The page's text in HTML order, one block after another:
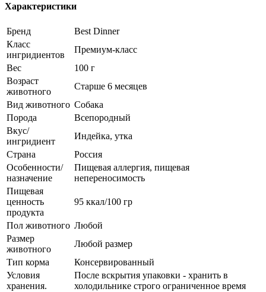
Характеристики
Бренд
Best Dinner
Класс
ингридиентов
Премиум-класс
Вес
100 г
Возраст
животного
Старше 6 месяцев
Вид животного Собака
Порода
Всепородный
Вкус/
ингридиент
Индейка, утка
Страна
Россия
Особенности/
назначение
Пищевая аллергия, пищевая
непереносимость
Пищевая
ценность
продукта
95 ккал/100 гр
Пол животного Любой
Размер
животного
Любой размер
Тип корма
Консервированный
Условия
хранения.
После вскрытия упаковки - хранить в
холодильнике строго ограниченное время